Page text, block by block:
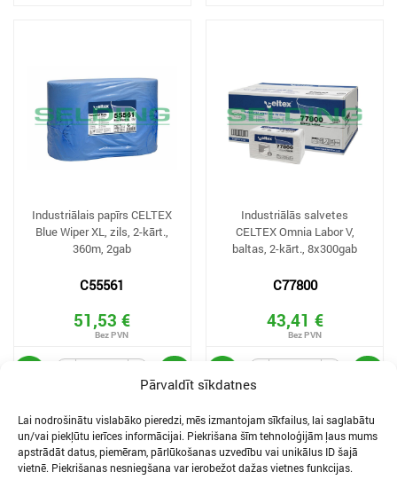
Pārvaldīt sīkdatnes
Lai nodrošinātu vislabāko pieredzi, mēs izmantojam sīkfailus, lai saglabātu
un/vai piekļūtu ierīces informācijai. Piekrišana šīm tehnoloģijām ļaus mums
apstrādāt datus, piemēram, pārlūkošanas uzvedību vai unikālus ID šajā
vietnē. Piekrišanas nesniegšana var ierobežot dažas vietnes funkcijas.
Industriālais papīrs CELTEX
Blue Wiper XL, zils, 2-kārt.,
360m, 2gab
C55561
51,53 €
Industriālās salvetes
CELTEX Omnia Labor V,
baltas, 2-kārt., 8x300gab
C77800
43,41 €